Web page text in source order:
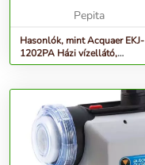
Pepita
Hasonlók, mint Acquaer EKJ-
1202PA Házi vízellátó,
Narancssárga